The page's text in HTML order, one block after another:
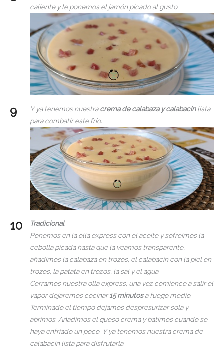
caliente y le ponemos el jamón picado al gusto.
Y ya tenemos nuestracrema de calabaza y calabacínlista
para combatir este frío.
Tradicional
Ponemos en la olla express con el aceite y sofreímos la
cebolla picada hasta que la veamos transparente,
añadimos la calabaza en trozos, el calabacín con la piel en
trozos, la patata en trozos, la sal y el agua.
Cerramos nuestra olla express, una vez comience a salir el
vapor dejaremos cocinar15 minutosa fuego medio.
Terminado el tiempo dejamos despresurizar sola y
abrimos. Añadimos el queso crema y batimos cuando se
haya enfriado un poco. Y ya tenemos nuestra crema de
calabacín lista para disfrutarla.